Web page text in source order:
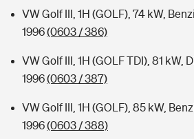
VW Golf III, 1H (GOLF), 74 kW,
1996(0603 / 386)
VW Golf III, 1H (GOLF TDI), 81 kW,
1996(0603 / 387)
VW Golf III, 1H (GOLF), 85 kW,
1996(0603 / 388)